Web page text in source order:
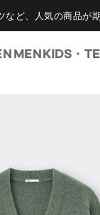
など、人気の商品が
MENKIDS・